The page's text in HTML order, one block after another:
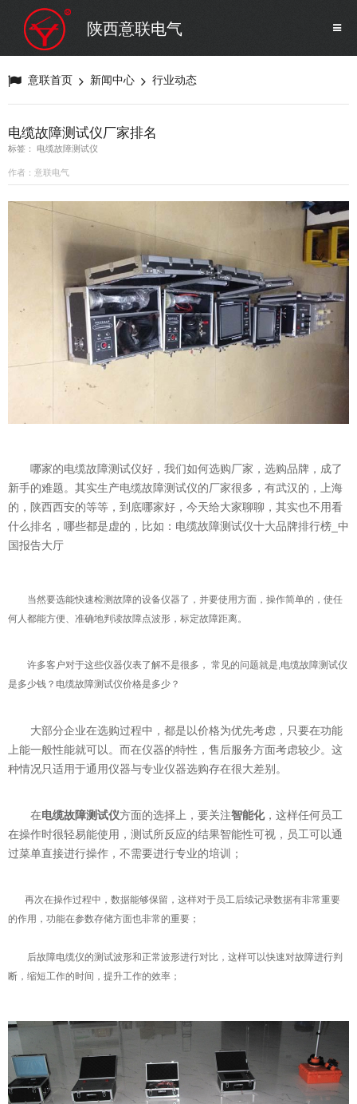
蓄电池测试仪器/直流系统
自动化
修试辅助设备
意联新品推荐
陕西意联电气
意联首页 新闻中心 行业动态
电缆故障测试仪厂家排名
标签： 电缆故障测试仪
作者：意联电气
哪家的电缆故障测试仪好，我们如何选购厂家，选购品牌，成了
新手的难题。其实生产电缆故障测试仪的厂家很多，有武汉的，上海
的，陕西西安的等等，到底哪家好，今天给大家聊聊，其实也不用看
什么排名，哪些都是虚的，比如：电缆故障测试仪十大品牌排行榜_中
国报告大厅
当然要选能快速检测故障的设备仪器了，并要使用方面，操作简单的，使任
何人都能方便、准确地判读故障点波形，标定故障距离。
许多客户对于这些仪器仪表了解不是很多， 常见的问题就是,电缆故障测试仪
是多少钱？电缆故障测试仪价格是多少？
大部分企业在选购过程中，都是以价格为优先考虑，只要在功能
上能一般性能就可以。而在仪器的特性，售后服务方面考虑较少。这
种情况只适用于通用仪器与专业仪器选购存在很大差别。
在电缆故障测试仪方面的选择上，要关注智能化，这样任何员工
在操作时很轻易能使用，测试所反应的结果智能性可视，员工可以通
过菜单直接进行操作，不需要进行专业的培训；
再次在操作过程中，数据能够保留，这样对于员工后续记录数据有非常重要
的作用，功能在参数存储方面也非常的重要；
后故障电缆仪的测试波形和正常波形进行对比，这样可以快速对故障进行判
断，缩短工作的时间，提升工作的效率；